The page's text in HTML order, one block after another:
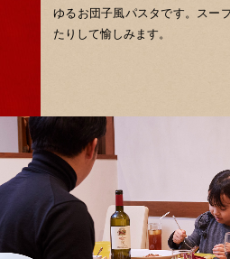
ゆるお団子風パスタです。
スー
たりして愉しみます。